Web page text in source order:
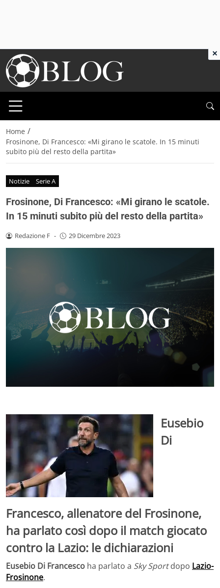
Home /
Frosinone, Di Francesco: «Mi girano le scatole. In 15 minuti
subito più del resto della partita»
Notizie Serie A
Frosinone, Di Francesco: «Mi girano le scatole.
In 15 minuti subito più del resto della partita»
Redazione F - 29 Dicembre 2023
Eusebio
Di
Francesco, allenatore del Frosinone,
ha parlato così dopo il match giocato
contro la Lazio: le dichiarazioni
Eusebio Di Francesco ha parlato a Sky Sportdopo Lazio-
Frosinone.
×